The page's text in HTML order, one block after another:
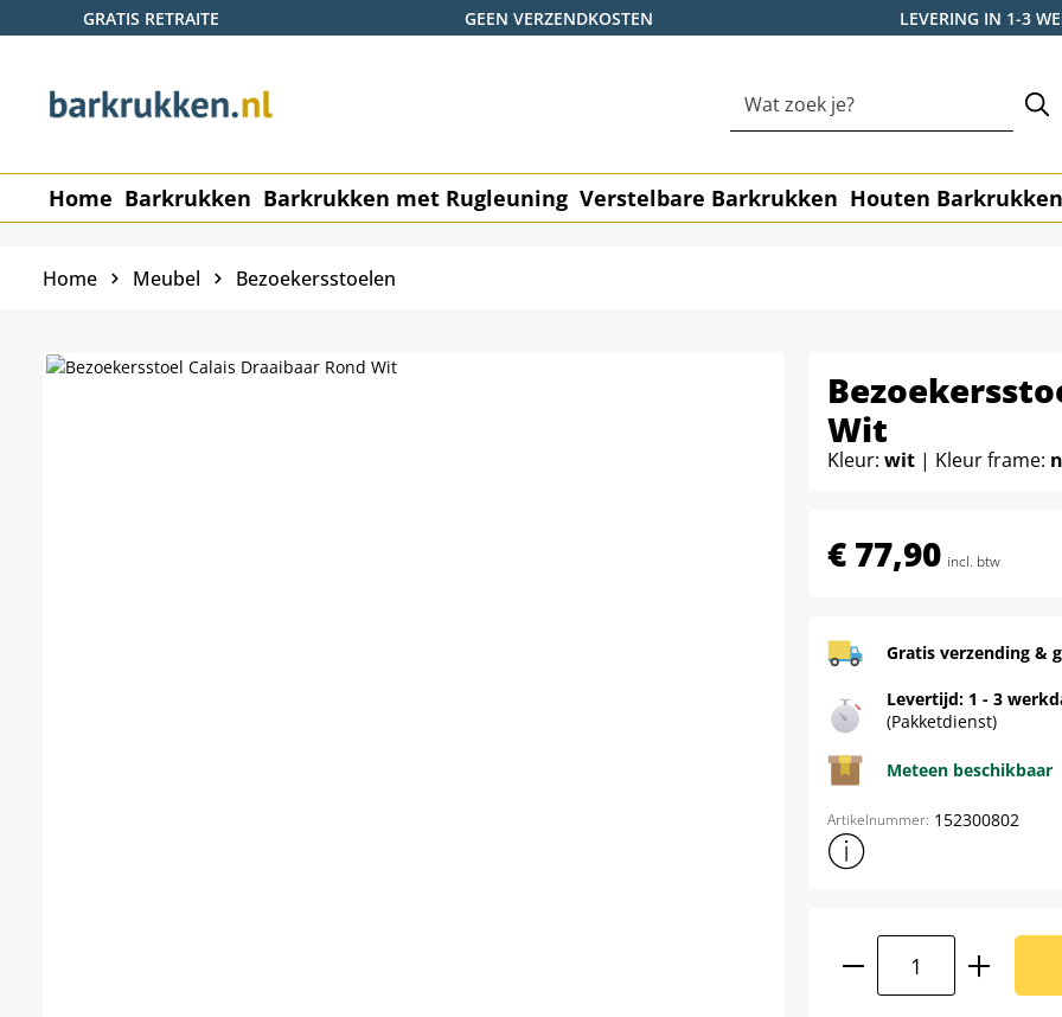
de hoofdinhoud
Ga naar de zoekopdracht
Ga naar de hoofdnavigatie
GRATIS RETRAITE GEEN VERZENDKOSTEN LEVERING IN 1-3
Home Barkrukken Barkrukken met Rugleuning Verstelbare Barkrukken Houten Barkrukken
Home Meubel Bezoekersstoelen
Wit
Kleur: wit | Kleur frame:
€ 77,90 incl. btw
Gratis verzending &
Levertijd: 1 - 3
(Pakketdienst)
Meteen beschikbaar
Artikelnummer: 152300802
Toon meer productinformatie